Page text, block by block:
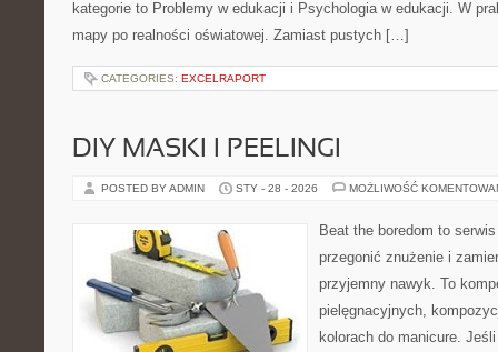
kategorie to Problemy w edukacji i Psychologia w edukacji. W
mapy po realności oświatowej. Zamiast pustych […]
CATEGORIES: EXCELRAPORT
DIY MASKI I PEELINGI
POSTED BY ADMIN STY - 28 - 2026 MOŻLIWOŚĆ
Beat the boredom to
przegonić znużenie i
przyjemny nawyk. To
pielęgnacyjnych,
kolorach do manicure.